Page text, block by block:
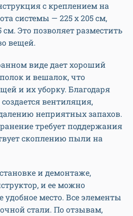
с креплением на
системы — 225 х 205 см,
Это позволяет разместить
вещей.
виде дает хороший
и вешалок, что
и их уборку. Благодаря
вентиляция,
неприятных запахов.
требует поддержания
скоплению пыли на
и демонтаже,
и ее можно
удобное место. Все элементы
стали. По отзывам,